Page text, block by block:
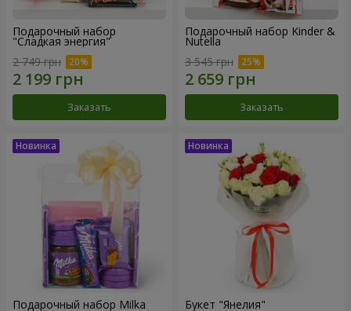
Подарочный набор
"Сладкая энергия"
2 749 грн
Заказать
Подарочный набор Kinder &
Nutella
3 545 грн
Заказать
Подарочный набор Milka Букет "Янелия"